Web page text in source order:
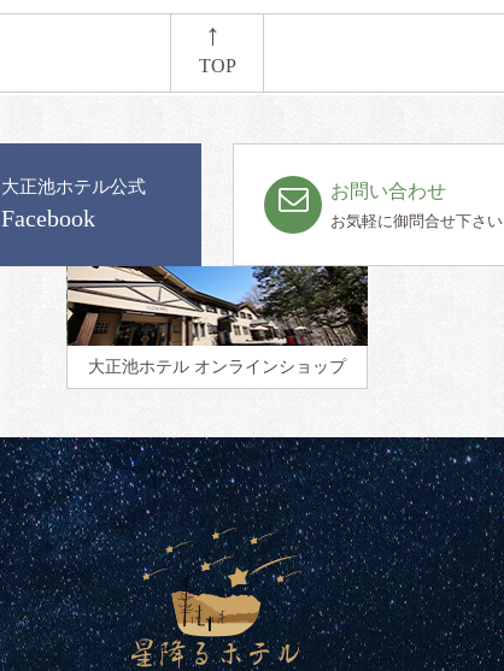
←
TOP
大正池ホテル公式
Facebook
お問い合わせ
お気軽に御問合せ下さい
大正池ホテル オンラインショップ